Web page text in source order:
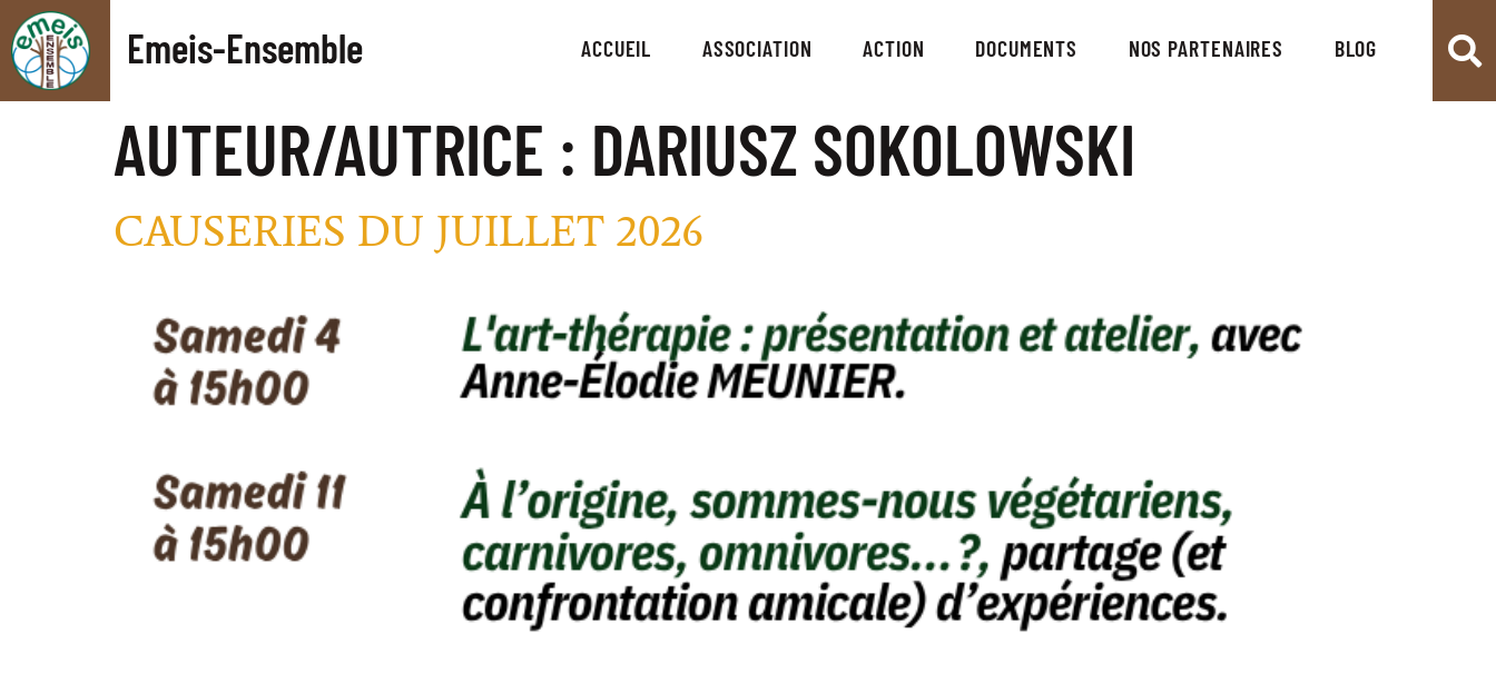
Emeis-Ensemble ACCUEIL ASSOCIATION ACTION DOCUMENTS NOS PARTENAIRES BLOG
AUTEUR/AUTRICE : DARIUSZ SOKOLOWSKI
CAUSERIES DU JUILLET 2026